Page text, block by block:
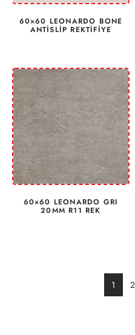
60×60 LEONARDO BONE
ANTİSLİP REKTİFİYE
60×60 LEONARDO GRI
20MM R11 REK
1 2